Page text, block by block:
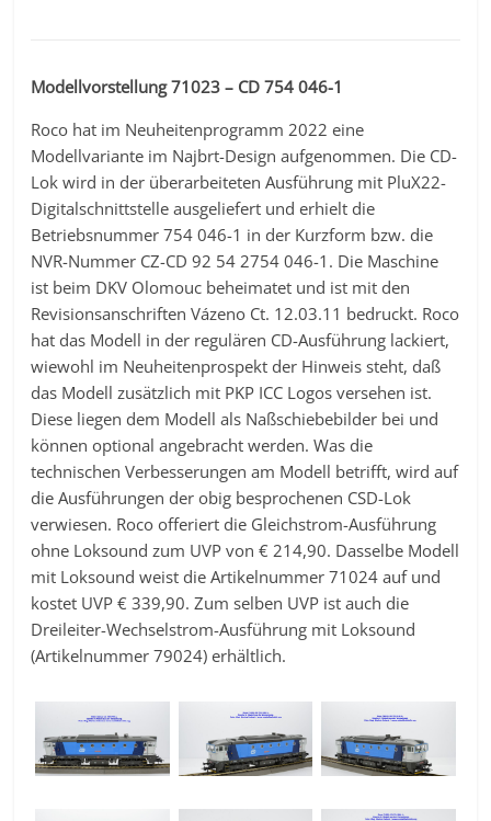
Modellvorstellung 71023 – CD 754 046-1
Roco hat im Neuheitenprogramm 2022 eine
Modellvariante im Najbrt-Design aufgenommen. Die CD-
Lok wird in der überarbeiteten Ausführung mit PluX22-
Digitalschnittstelle ausgeliefert und erhielt die
Betriebsnummer 754 046-1 in der Kurzform bzw. die
NVR-Nummer CZ-CD 92 54 2754 046-1. Die Maschine
ist beim DKV Olomouc beheimatet und ist mit den
Revisionsanschriften Vázeno Ct. 12.03.11 bedruckt. Roco
hat das Modell in der regulären CD-Ausführung lackiert,
wiewohl im Neuheitenprospekt der Hinweis steht, daß
das Modell zusätzlich mit PKP ICC Logos versehen ist.
Diese liegen dem Modell als Naßschiebebilder bei und
können optional angebracht werden. Was die
technischen Verbesserungen am Modell betrifft, wird auf
die Ausführungen der obig besprochenen CSD-Lok
verwiesen. Roco offeriert die Gleichstrom-Ausführung
ohne Loksound zum UVP von € 214,90. Dasselbe Modell
mit Loksound weist die Artikelnummer 71024 auf und
kostet UVP € 339,90. Zum selben UVP ist auch die
Dreileiter-Wechselstrom-Ausführung mit Loksound
(Artikelnummer 79024) erhältlich.